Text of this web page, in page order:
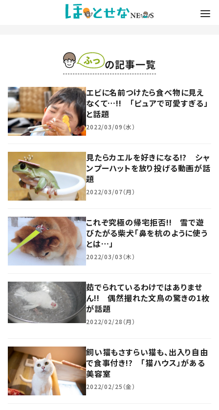
の記事一覧
エビに名前つけたら食べ物に見え
なくて…!! 「ピュアで可愛すぎる」
と話題
2022/03/09（水）
見たらカエルを好きになる!? シャ
ンプーハットを放り投げる動画が話
題
2022/03/07（月）
これぞ究極の帰宅拒否!! 雪で遊
びたがる柴犬「鼻を杭のように使う
とは…」
2022/03/03（木）
茹でられているわけではありませ
ん!! 偶然撮れた文鳥の驚きの1枚
が話題
2022/02/28（月）
飼い猫もさすらい猫も、出入り自由
で食事付き!? 「猫ハウス」がある
美容室
2022/02/25（金）